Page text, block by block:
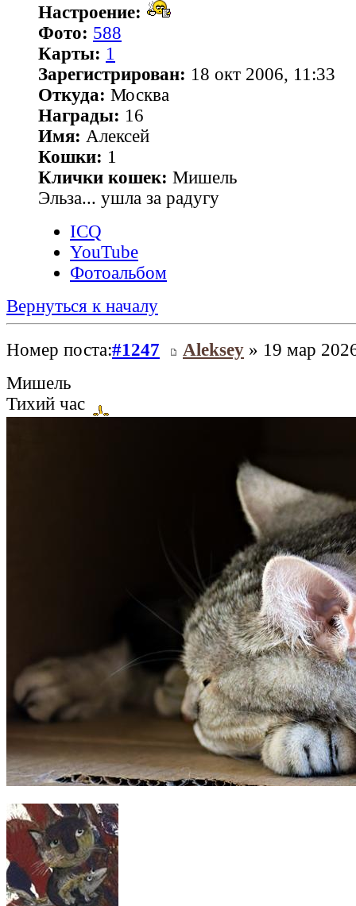
Настроение:
Фото: 588
Карты: 1
Зарегистрирован: 18 окт 2006, 11:33
Откуда: Москва
Награды: 16
Имя: Алексей
Кошки: 1
Клички кошек: Мишель
Эльза... ушла за радугу
ICQ
YouTube
Фотоальбом
Вернуться к началу
Номер поста:#1247 Aleksey » 19 мар
Мишель
Тихий час